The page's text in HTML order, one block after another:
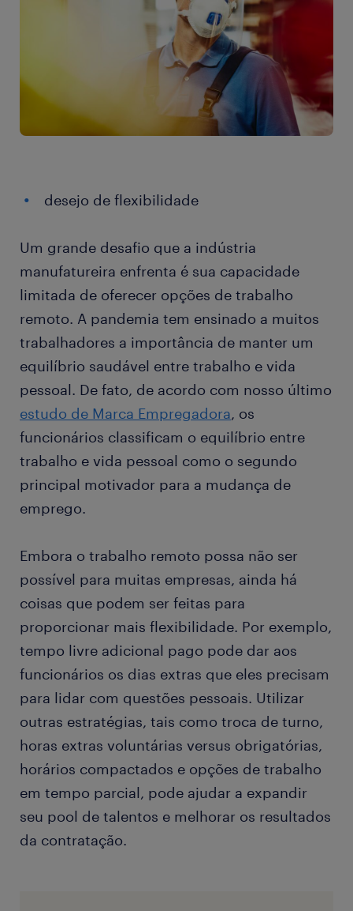
desejo de flexibilidade
Um grande desafio que a indústria
manufatureira enfrenta é sua capacidade
limitada de oferecer opções de trabalho
remoto. A pandemia tem ensinado a muitos
trabalhadores a importância de manter um
equilíbrio saudável entre trabalho e vida
pessoal. De fato, de acordo com nosso último
estudo de Marca Empregadora, os
funcionários classificam o equilíbrio entre
trabalho e vida pessoal como o segundo
principal motivador para a mudança de
emprego.
Embora o trabalho remoto possa não ser
possível para muitas empresas, ainda há
coisas que podem ser feitas para
proporcionar mais flexibilidade. Por exemplo,
tempo livre adicional pago pode dar aos
funcionários os dias extras que eles precisam
para lidar com questões pessoais. Utilizar
outras estratégias, tais como troca de turno,
horas extras voluntárias versus obrigatórias,
horários compactados e opções de trabalho
em tempo parcial, pode ajudar a expandir
seu pool de talentos e melhorar os resultados
da contratação.